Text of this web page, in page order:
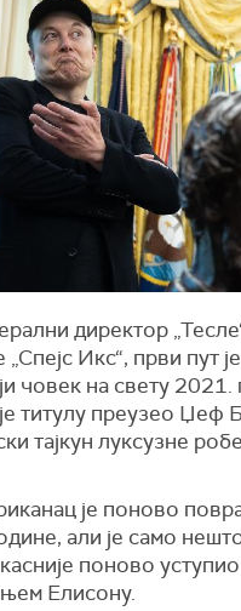
директор
„Спејс Икс“, први пут
човек на свету
титулу преузео Џеф
тајкун луксузне
је поново
али је само
поново
Елисону.